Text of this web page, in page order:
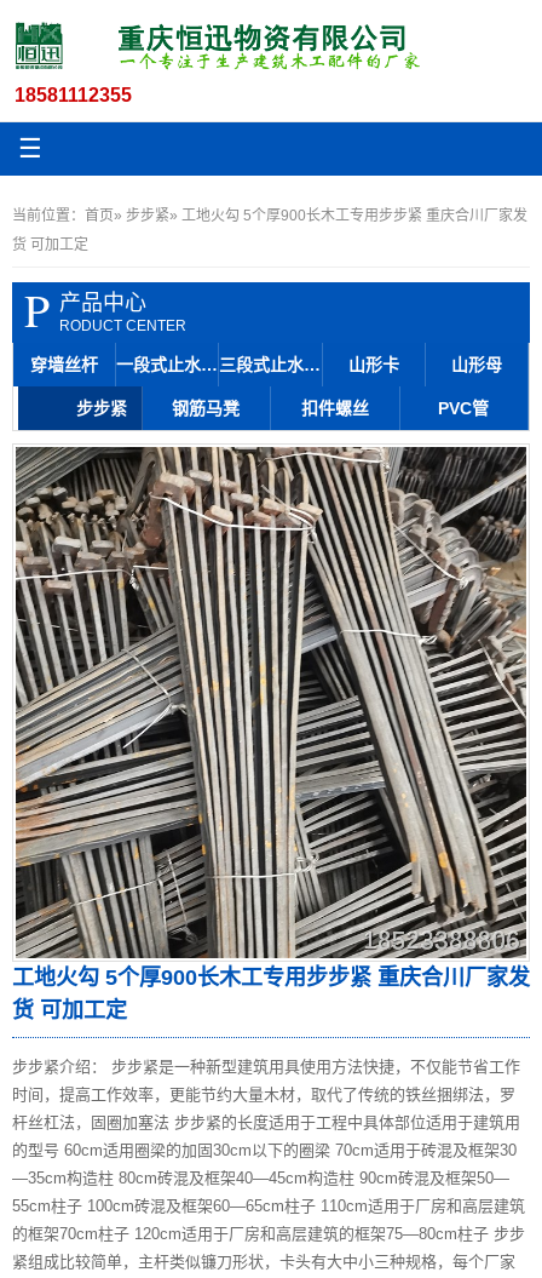
18581112355
☰
当前位置： 首页» 步步紧» 工地火勾 5个厚900长木工专用步步紧 重庆合川厂家发
货 可加工定
P 产品中心
RODUCT CENTER
穿墙丝杆 一段式止水丝杆 三段式止水丝杆 山形卡 山形母
步步紧 钢筋马凳 扣件螺丝 PVC管
工地火勾 5个厚900长木工专用步步紧 重庆合川厂家发
货 可加工定
步步紧介绍： 步步紧是一种新型建筑用具使用方法快捷，不仅能节省工作
时间，提高工作效率，更能节约大量木材，取代了传统的铁丝捆绑法，罗
杆丝杠法，固圈加塞法 步步紧的长度适用于工程中具体部位适用于建筑用
的型号 60cm适用圈梁的加固30cm以下的圈梁 70cm适用于砖混及框架30
—35cm构造柱 80cm砖混及框架40—45cm构造柱 90cm砖混及框架50—
55cm柱子 100cm砖混及框架60—65cm柱子 110cm适用于厂房和高层建筑
的框架70cm柱子 120cm适用于厂房和高层建筑的框架75—80cm柱子 步步
紧组成比较简单，主杆类似镰刀形状，卡头有大中小三种规格，每个厂家